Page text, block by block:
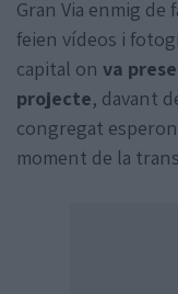
Gran Via enmig
feien vídeos i
capital on va
projecte, davant
congregat
moment de la